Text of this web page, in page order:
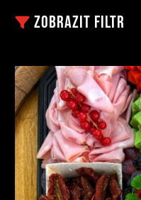
Zobrazit filtr